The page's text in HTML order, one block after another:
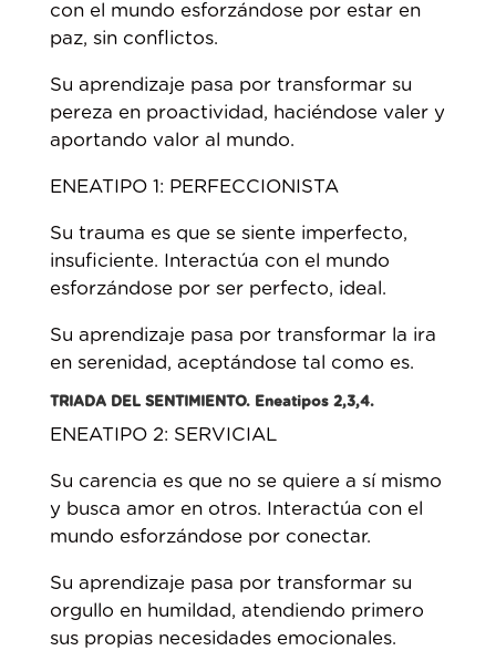
con el mundo esforzándose por estar en
paz, sin conflictos.
Su aprendizaje pasa por transformar su
pereza en proactividad, haciéndose valer y
aportando valor al mundo.
ENEATIPO 1: PERFECCIONISTA
Su trauma es que se siente imperfecto,
insuficiente. Interactúa con el mundo
esforzándose por ser perfecto, ideal.
Su aprendizaje pasa por transformar la ira
en serenidad, aceptándose tal como es.
TRIADA DEL SENTIMIENTO. Eneatipos 2,3,4.
ENEATIPO 2: SERVICIAL
Su carencia es que no se quiere a sí mismo
y busca amor en otros. Interactúa con el
mundo esforzándose por conectar.
Su aprendizaje pasa por transformar su
orgullo en humildad, atendiendo primero
sus propias necesidades emocionales.